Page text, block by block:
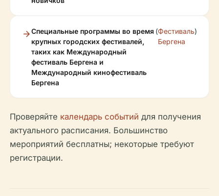
Специальные программы во время
крупных городских фестивалей,
таких как Международный
фестиваль Бергена и
Международный кинофестиваль
Бергена
(Фестиваль
Бергена
)
Проверяйте календарь событий для получения
актуального расписания. Большинство
мероприятий бесплатны; некоторые требуют
регистрации.